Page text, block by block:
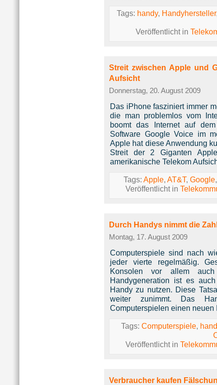
Tags: handy, Handyhersteller
Veröffentlicht in
Streit zwischen Apple und
Aufsicht
Donnerstag, 20. August 2009
Das iPhone fasziniert immer
die man problemlos vom
boomt das Internet auf
Software Google Voice im
Apple hat diese Anwendung
Streit der 2 Giganten
amerikanische Telekom
Tags: Apple, AT&T, Google
Veröffentlicht in
Durch Handys nimmt die
Montag, 17. August 2009
Computerspiele sind nach
jeder vierte regelmäßig.
Konsolen vor allem
Handygeneration ist es
Handy zu nutzen. Diese
weiter zunimmt. Das
Computerspielen einen neuen
Tags: Computerspiele,
Veröffentlicht in
Verbraucher kaufen